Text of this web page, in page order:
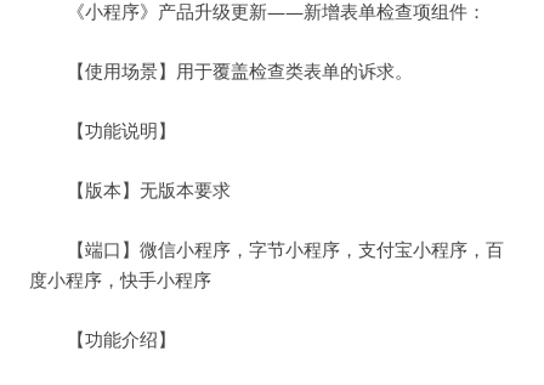
《小程序》产品升级更新——新增表单检查项组件：
【使用场景】用于覆盖检查类表单的诉求。
【功能说明】
【版本】无版本要求
【端口】微信小程序，字节小程序，支付宝小程序，百
度小程序，快手小程序
【功能介绍】